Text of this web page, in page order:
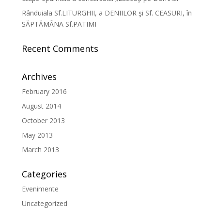
Rânduiala Sf.LITURGHII, a DENIILOR şi Sf. CEASURI, în
SĂPTĂMÂNA Sf.PATIMI
Recent Comments
Archives
February 2016
August 2014
October 2013
May 2013
March 2013
Categories
Evenimente
Uncategorized